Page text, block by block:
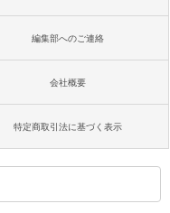
編集部へのご連絡
会社概要
特定商取引法に基づく表示